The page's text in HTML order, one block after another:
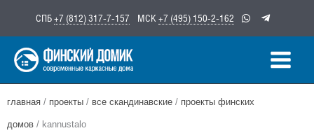
содержимому
СПБ+7 (812) 317-7-157 МСК +7 (495) 150-2-162
главная / проекты / все скандинавские / проекты финских
домов / kannustalo